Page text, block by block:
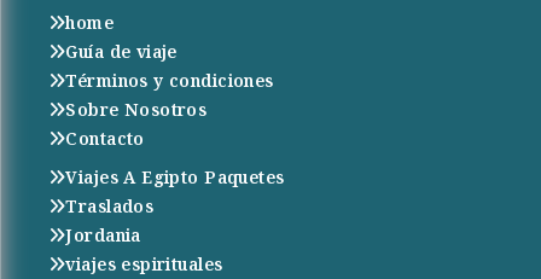
home
Guía de viaje
Términos y condiciones
Sobre Nosotros
Contacto
Viajes A Egipto Paquetes
Traslados
Jordania
viajes espirituales